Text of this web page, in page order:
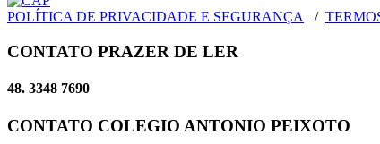
POLÍTICA DE PRIVACIDADE E SEGURANÇA /
CONTATO PRAZER DE LER
48. 3348 7690
CONTATO COLEGIO ANTONIO PEIXOTO